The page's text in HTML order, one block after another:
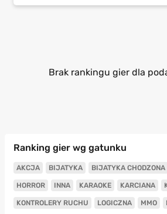
Brak rankingu gier dla
Ranking gier wg gatunku
AKCJA BIJATYKA BIJATYKA CHODZONA
HORROR INNA KARAOKE KARCIANA
KONTROLERY RUCHU LOGICZNA MMO